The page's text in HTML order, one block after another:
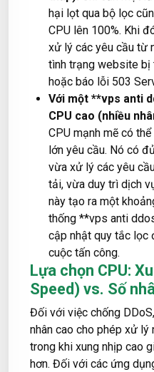
hại lọt qua bộ lọc
CPU lên 100%. Khi
xử lý các yêu cầu từ
tình trạng website bị
hoặc báo lỗi 503
Với một **vps anti
CPU cao (nhiều
CPU mạnh mẽ có
lớn yêu cầu. Nó có
vừa xử lý các yêu
tải, vừa duy trì dịch
này tạo ra một
thống **vps anti
cập nhật quy tắc lọc
cuộc tấn công.
Lựa chọn CPU:
Speed) vs. Số
Đối với việc chống
nhân cao cho phép xử lý
trong khi xung nhịp cao
hơn. Đối với các ứng